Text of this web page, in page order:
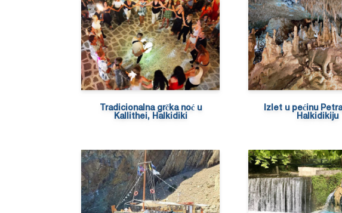
Tradicionalna grčka noć u
Kallithei, Halkidiki
Izlet u pećinu
Halkidikiju